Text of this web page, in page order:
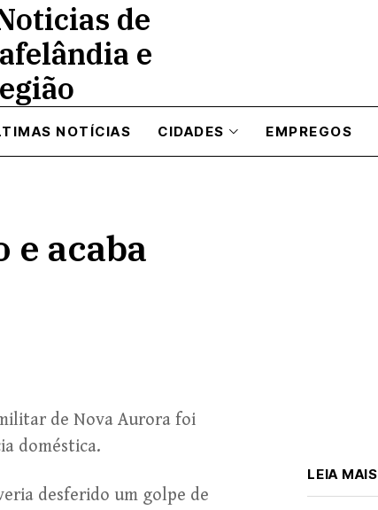
NOTÍCIAS CIDADES EMPREGOS
e acaba
de Nova Aurora foi
doméstica.
desferido um golpe de
LEIA MAIS